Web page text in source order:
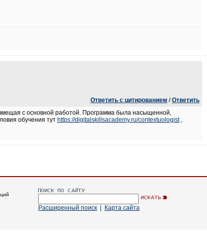
Ответить с цитированием /Ответить
с основной работой. Программа была насыщенной,
обучения тут https://digitalskillsacademy.ru/contextuologist,
Расширенный поиск Карта сайта